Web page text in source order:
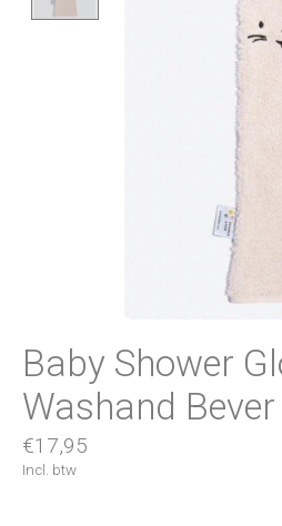
Baby Shower
Washand Bever
€17,95
Incl. btw